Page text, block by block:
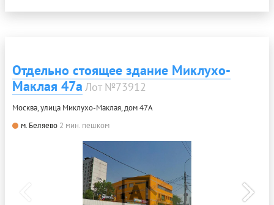
Отдельно стоящее здание Миклухо-
Маклая 47а Лот №73912
Москва, улица Миклухо-Маклая, дом 47А
м. Беляево 2 мин. пешком